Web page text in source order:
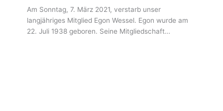
Am Sonntag, 7. März 2021, verstarb unser
langjähriges Mitglied Egon Wessel. Egon wurde am
22. Juli 1938 geboren. Seine Mitgliedschaft…